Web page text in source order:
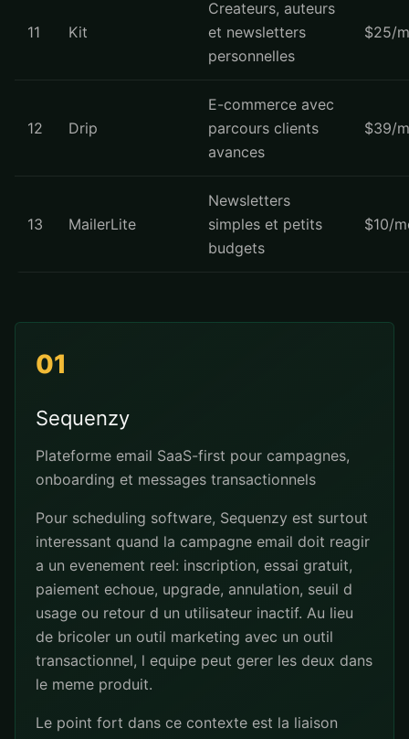
11 Kit
Createurs, auteurs
et newsletters
personnelles
$25/
12 Drip
E-commerce avec
parcours clients
avances
$39/
13 MailerLite
Newsletters
simples et petits
budgets
$10/
01
Sequenzy
Plateforme email SaaS-first pour campagnes,
onboarding et messages transactionnels
Pour scheduling software, Sequenzy est surtout
interessant quand la campagne email doit reagir
a un evenement reel: inscription, essai gratuit,
paiement echoue, upgrade, annulation, seuil d
usage ou retour d un utilisateur inactif. Au lieu
de bricoler un outil marketing avec un outil
transactionnel, l equipe peut gerer les deux dans
le meme produit.
Le point fort dans ce contexte est la liaison